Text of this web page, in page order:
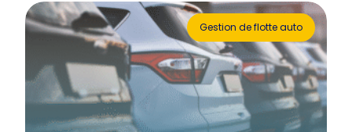
Gestion de flotte auto